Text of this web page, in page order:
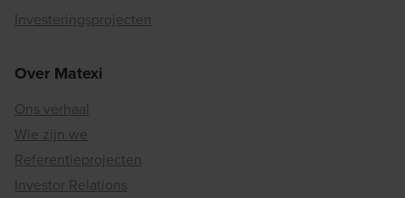
Investeringsprojecten
Over Matexi
Ons verhaal
Wie zijn we
Referentieprojecten
Investor Relations